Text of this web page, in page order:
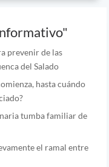
prevenir de las
del Salado
hasta cuándo
tumba familiar de
el ramal entre